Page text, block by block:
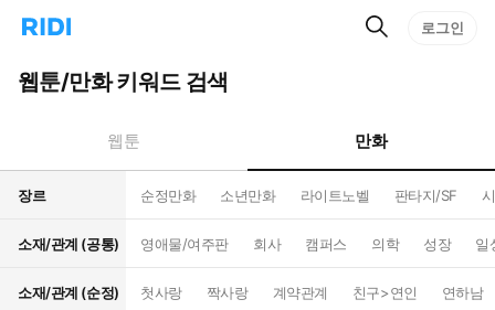
리
홈
으
턴
트
검
로그인
웹툰/만화 키워드 검색
웹툰 만화
장르 순정만화 소년만화 라이트노벨 판타지/SF
소재/관계 (공통) 영애물/여주판 회사 캠퍼스 의학 성장 일
소재/관계 (순정) 첫사랑 짝사랑 계약관계 친구>연인 연하남